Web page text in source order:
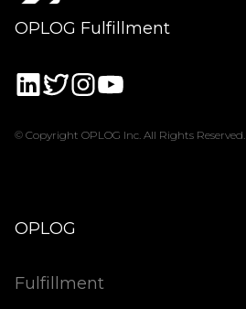
OPLOG Fulfillment
© Copyright OPLOG Inc. All Rights Reserved.
OPLOG
Fulfillment